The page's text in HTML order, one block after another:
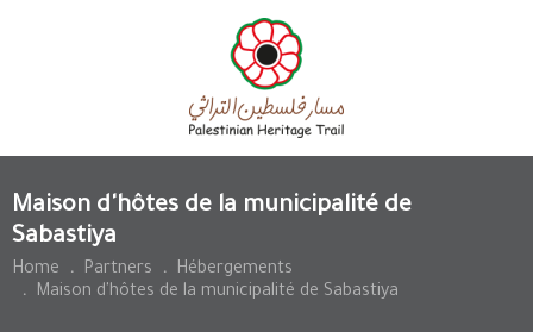
Maison d'hôtes de la municipalité de
Sabastiya
Home . Partners .
Hébergements
.
Maison d'hôtes de la municipalité de Sabastiya